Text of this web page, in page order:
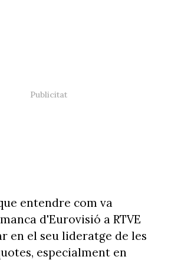
entendre com va
d'Eurovisió a RTVE
en el seu lideratge de les
especialment en